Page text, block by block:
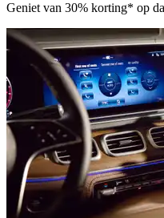
Geniet van 30% korting* op